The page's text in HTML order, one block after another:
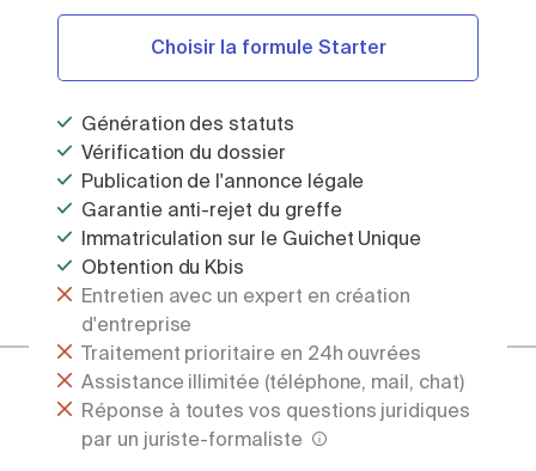
Choisir la formule Starter
Génération des statuts
Vérification du dossier
Publication de l'annonce légale
Garantie anti-rejet du greffe
Immatriculation sur le Guichet Unique
Obtention du Kbis
Entretien avec un expert en création
d'entreprise
Traitement prioritaire en 24h ouvrées
Assistance illimitée (téléphone, mail, chat)
Réponse à toutes vos questions juridiques
par un juriste-formaliste